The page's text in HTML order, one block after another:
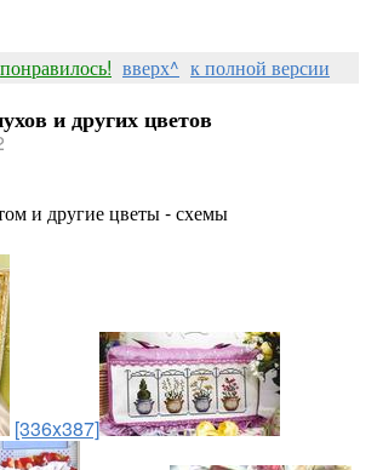
понравилось! вверх^ к полной версии
и других цветов
и другие цветы - схемы
[336x387]